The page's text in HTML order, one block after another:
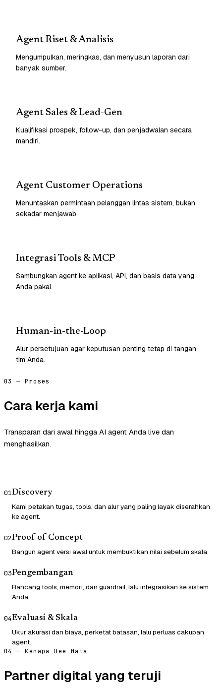
Agent Riset & Analisis
Mengumpulkan, meringkas, dan menyusun laporan dari
banyak sumber.
Agent Sales & Lead-Gen
Kualifikasi prospek, follow-up, dan penjadwalan secara
mandiri.
Agent Customer Operations
Menuntaskan permintaan pelanggan lintas sistem, bukan
sekadar menjawab.
Integrasi Tools & MCP
Sambungkan agent ke aplikasi, API, dan basis data yang
Anda pakai.
Human-in-the-Loop
Alur persetujuan agar keputusan penting tetap di tangan
tim Anda.
03 — Proses
Cara kerja kami
Transparan dari awal hingga AI agent Anda live dan
menghasilkan.
01Discovery
Kami petakan tugas, tools, dan alur yang paling layak diserahkan
ke agent.
02Proof of Concept
Bangun agent versi awal untuk membuktikan nilai sebelum skala.
03Pengembangan
Rancang tools, memori, dan guardrail, lalu integrasikan ke sistem
Anda.
04Evaluasi & Skala
Ukur akurasi dan biaya, perketat batasan, lalu perluas cakupan
agent.
04 — Kenapa Bee Mata
Partner digital yang teruji